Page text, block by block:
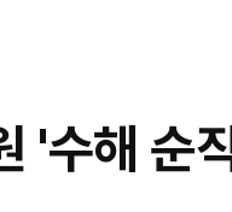
'수해 순